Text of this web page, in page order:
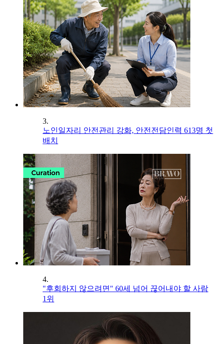
3.
노인일자리 안전관리 강화, 안전전담인력 613명 첫
배치
4.
"후회하지 않으려면" 60세 넘어 끊어내야 할 사람
1위